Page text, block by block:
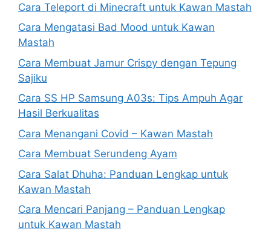
Cara Teleport di Minecraft untuk Kawan Mastah
Cara Mengatasi Bad Mood untuk Kawan
Mastah
Cara Membuat Jamur Crispy dengan Tepung
Sajiku
Cara SS HP Samsung A03s: Tips Ampuh Agar
Hasil Berkualitas
Cara Menangani Covid – Kawan Mastah
Cara Membuat Serundeng Ayam
Cara Salat Dhuha: Panduan Lengkap untuk
Kawan Mastah
Cara Mencari Panjang – Panduan Lengkap
untuk Kawan Mastah